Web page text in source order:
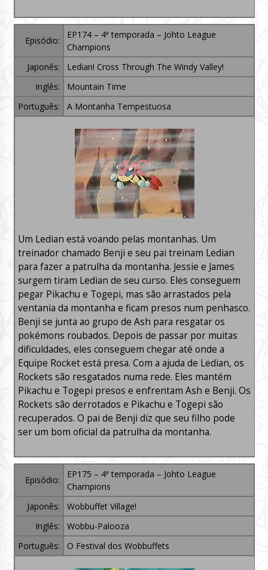
Episódio:
EP174 – 4ª temporada – Johto League
Champions
Japonês:
Ledian! Cross Through The Windy Valley!
Inglês:
Mountain Time
Português:
A Montanha Tempestuosa
Um Ledian está voando pelas montanhas. Um
treinador chamado Benji e seu pai treinam Ledian
para fazer a patrulha da montanha. Jessie e James
surgem tiram Ledian de seu curso. Eles conseguem
pegar Pikachu e Togepi, mas são arrastados pela
ventania da montanha e ficam presos num penhasco.
Benji se junta ao grupo de Ash para resgatar os
pokémons roubados. Depois de passar por muitas
dificuldades, eles conseguem chegar até onde a
Equipe Rocket está presa. Com a ajuda de Ledian, os
Rockets são resgatados numa rede. Eles mantém
Pikachu e Togepi presos e enfrentam Ash e Benji. Os
Rockets são derrotados e Pikachu e Togepi são
recuperados. O pai de Benji diz que seu filho pode
ser um bom oficial da patrulha da montanha.
Episódio:
EP175 – 4ª temporada – Johto League
Champions
Japonês:
Wobbuffet Village!
Inglês:
Wobbu-Palooza
Português:
O Festival dos Wobbuffets